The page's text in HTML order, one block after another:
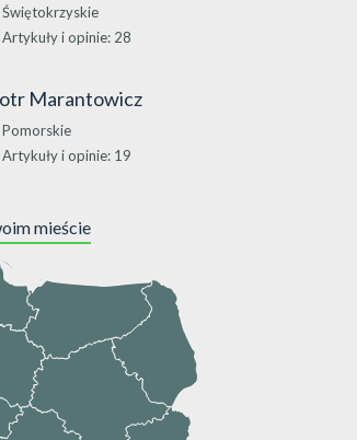
Świętokrzyskie
Artykuły i opinie: 28
Marantowicz
Pomorskie
Artykuły i opinie: 19
mieście